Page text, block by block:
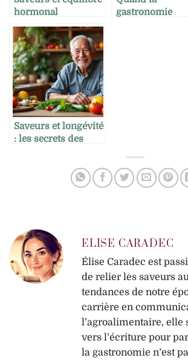
hormonal
gastronomie
Saveurs et longévité
: les secrets des
ELISE CARADEC
Élise Caradec est
de relier les saveurs
tendances de notre
carrière en
l’agroalimentaire, elle
vers l’écriture pour
la gastronomie n’est